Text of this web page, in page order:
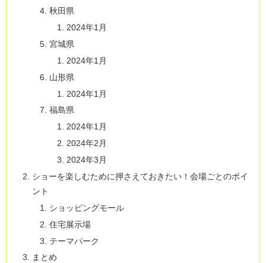
秋田県
2024年1月
宮城県
2024年1月
山形県
2024年1月
福島県
2024年1月
2024年2月
2024年3月
ショーを楽しむために押さえておきたい！会場ごとのポイ
ント
ショッピングモール
住宅展示場
テーマパーク
まとめ